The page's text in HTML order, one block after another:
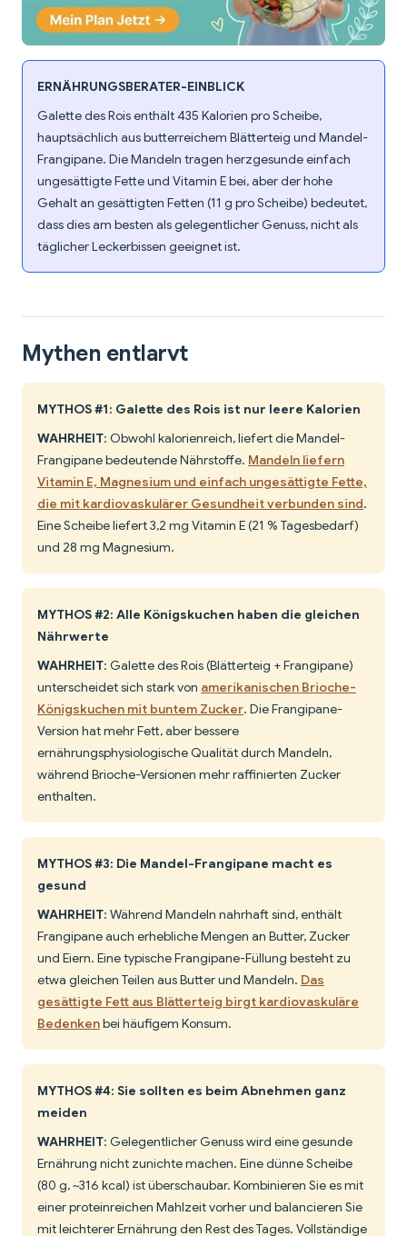
ERNÄHRUNGSBERATER-EINBLICK
Galette des Rois enthält 435 Kalorien pro Scheibe,
hauptsächlich aus butterreichem Blätterteig und Mandel-
Frangipane. Die Mandeln tragen herzgesunde einfach
ungesättigte Fette und Vitamin E bei, aber der hohe
Gehalt an gesättigten Fetten (11 g pro Scheibe) bedeutet,
dass dies am besten als gelegentlicher Genuss, nicht als
täglicher Leckerbissen geeignet ist.
Mythen entlarvt
MYTHOS #1: Galette des Rois ist nur leere Kalorien
WAHRHEIT: Obwohl kalorienreich, liefert die Mandel-
Frangipane bedeutende Nährstoffe. Mandeln liefern
Vitamin E, Magnesium und einfach ungesättigte Fette,
die mit kardiovaskulärer Gesundheit verbunden sind.
Eine Scheibe liefert 3,2 mg Vitamin E (21 % Tagesbedarf)
und 28 mg Magnesium.
MYTHOS #2: Alle Königskuchen haben die gleichen
Nährwerte
WAHRHEIT: Galette des Rois (Blätterteig + Frangipane)
unterscheidet sich stark von amerikanischen Brioche-
Königskuchen mit buntem Zucker. Die Frangipane-
Version hat mehr Fett, aber bessere
ernährungsphysiologische Qualität durch Mandeln,
während Brioche-Versionen mehr raffinierten Zucker
enthalten.
MYTHOS #3: Die Mandel-Frangipane macht es
gesund
WAHRHEIT: Während Mandeln nahrhaft sind, enthält
Frangipane auch erhebliche Mengen an Butter, Zucker
und Eiern. Eine typische Frangipane-Füllung besteht zu
etwa gleichen Teilen aus Butter und Mandeln. Das
gesättigte Fett aus Blätterteig birgt kardiovaskuläre
Bedenkenbei häufigem Konsum.
MYTHOS #4: Sie sollten es beim Abnehmen ganz
meiden
WAHRHEIT: Gelegentlicher Genuss wird eine gesunde
Ernährung nicht zunichte machen. Eine dünne Scheibe
(80 g, ~316 kcal) ist überschaubar. Kombinieren Sie es mit
einer proteinreichen Mahlzeit vorher und balancieren Sie
mit leichterer Ernährung den Rest des Tages. Vollständige